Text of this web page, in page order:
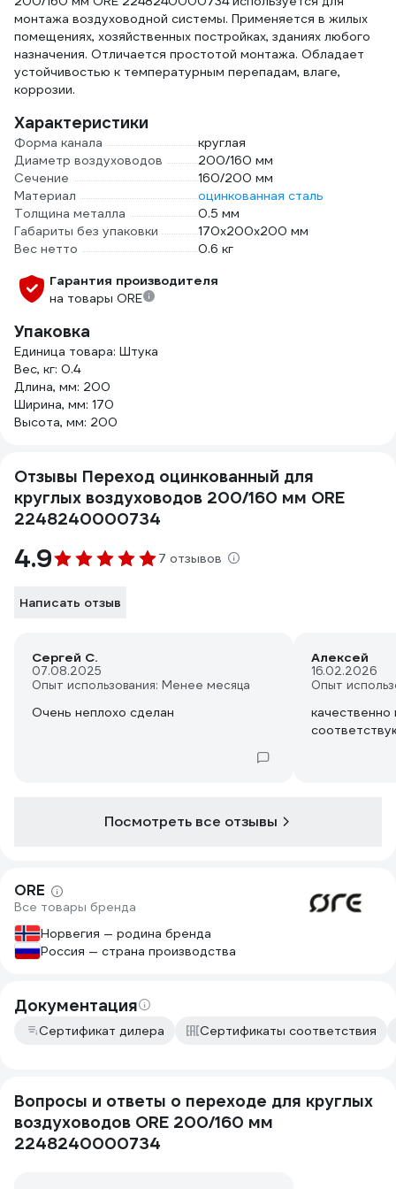
монтажа воздуховодной системы. Применяется в жилых
помещениях, хозяйственных постройках, зданиях любого
назначения. Отличается простотой монтажа. Обладает
устойчивостью к температурным перепадам, влаге,
коррозии.
Характеристики
Форма канала
круглая
Диаметр воздуховодов
200/160 мм
Сечение
160/200 мм
Материал
оцинкованная сталь
Толщина металла
0.5 мм
Габариты без упаковки
170х200х200 мм
Вес нетто
0.6 кг
Гарантия производителя
на товары ORE
Упаковка
Единица товара: Штука
Вес, кг: 0.4
Длина, мм: 200
Ширина, мм: 170
Высота, мм: 200
Отзывы Переход оцинкованный для
круглых воздуховодов 200/160 мм ORE
2248240000734
4.9 7 отзывов
Написать отзыв
Сергей С.
07.08.2025
Опыт использования: Менее месяца
Очень неплохо сделан
Алексей
16.02.2026
Опыт
Посмотреть все отзывы
ORE
Все товары бренда
Норвегия — родина бренда
Россия — страна производства
Документация
Сертификат дилера Сертификаты соответствия
Вопросы и ответы о переходе для круглых
воздуховодов ORE 200/160 мм
2248240000734